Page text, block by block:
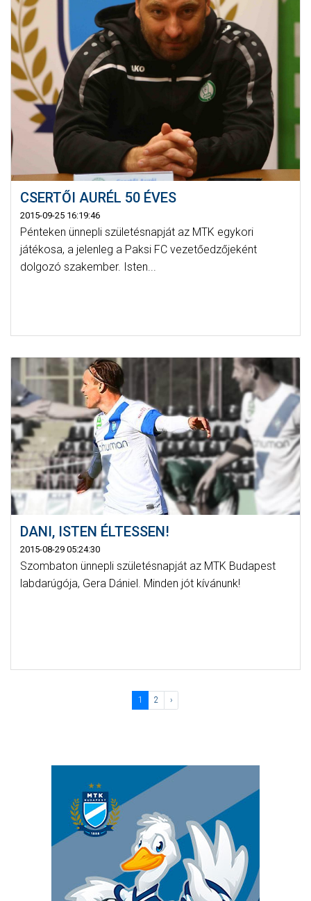
CSERTŐI AURÉL 50 ÉVES
2015-09-25 16:19:46
Pénteken ünnepli születésnapját az MTK egykori
játékosa, a jelenleg a Paksi FC vezetőedzőjeként
dolgozó szakember. Isten...
DANI, ISTEN ÉLTESSEN!
2015-08-29 05:24:30
Szombaton ünnepli születésnapját az MTK Budapest
labdarúgója, Gera Dániel. Minden jót kívánunk!
1 2 ›